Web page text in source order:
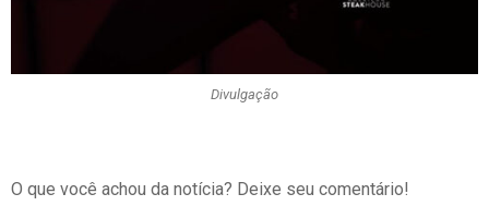
Divulgação
O que você achou da notícia? Deixe seu comentário!